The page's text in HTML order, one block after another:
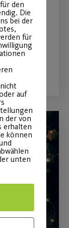
den
Die
bei der
für
auf
der von
erhalten
können
unten